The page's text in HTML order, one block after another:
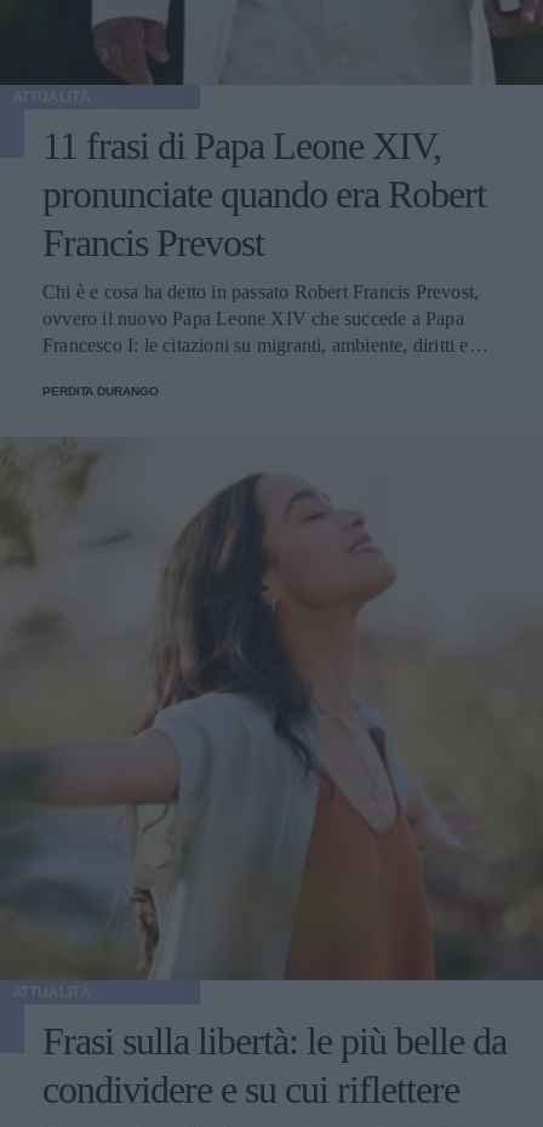
11 frasi di Papa Leone XIV,
pronunciate quando era Robert
Francis Prevost
Chi è e cosa ha detto in passato Robert Francis Prevost,
ovvero il nuovo Papa Leone XIV che succede a Papa
Francesco I: le citazioni su migranti, ambiente, diritti e
PERDITA DURANGO
Frasi sulla libertà: le più belle da
condividere e su cui riflettere